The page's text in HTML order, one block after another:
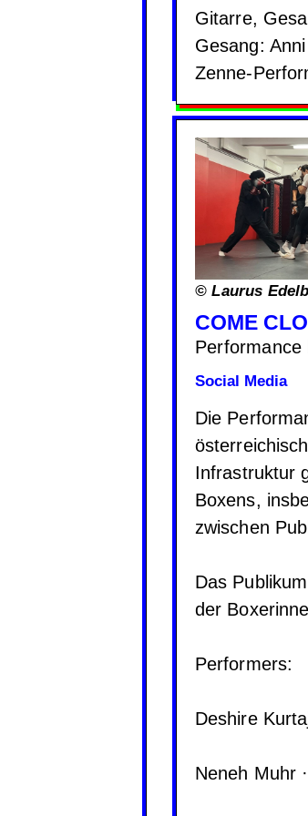
Gitarre,
Gesang:
Zenne-
© Laurus
COME
Performance
Social Media
Die
Infrastruktur
Boxens,
zwischen
Das
der
Performers:
Deshire
Neneh Muhr